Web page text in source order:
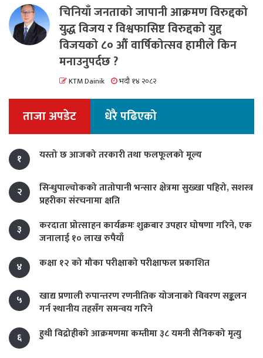
चिनियाँ जनताको जापानी आक्रमण विरुद्दको
युद्ध विजय र विश्वफासिष्ट विरुद्दको युद्द
विजयको ८० औं वार्षिकोत्सव हामीले किन
मनाउनुपर्दछ ?
KTM Dainik भदौ १४ २०८२
ताजा अपडेट धेरै पढिएको
१ यस्तो छ आजको तरकारी तथा फलफूलको मूल्य
२
सिन्धुपाल्चोकको तातोपानी भन्सार क्षेत्रमा सुख्खा पहिरो, सशस्त्र
प्रहरीका संरचनामा क्षति
३
करदाता प्रोत्साहन कार्यक्रमः शुक्रबार उपहार घोषणा गरिने, एक
जनालाई १० लाख रुपैयाँ
४
कक्षा १२ को मौका परीक्षाको परीक्षाफल प्रकाशित
५
खाद्य प्रणाली रुपान्तरण रणनीतिक योजनाको विवरण सङ्कलन
गर्न स्थानीय तहसँग समन्वय गरिने
६
हुथी विद्रोहीको आक्रमणमा कम्तीमा ३८ यमनी सैनिकको मृत्यु